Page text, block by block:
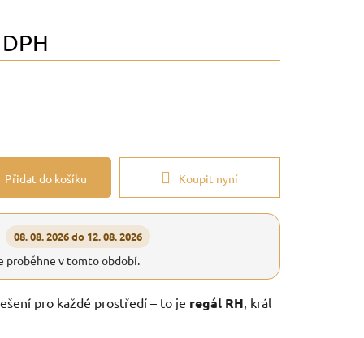
Přidat do košíku Koupit nyní
08. 08. 2026 do 12. 08. 2026
proběhne v tomto období.
pro každé prostředí – to je regál RH, král